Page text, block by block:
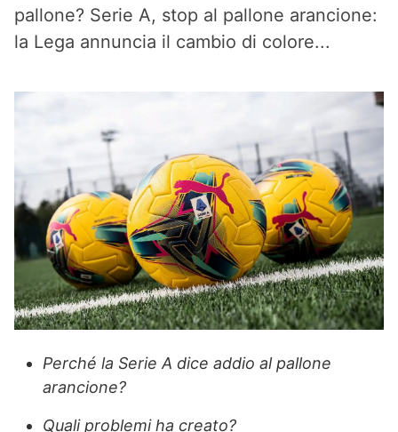
pallone? Serie A, stop al pallone arancione:
la Lega annuncia il cambio di colore...
Perché la Serie A dice addio al pallone
arancione?
Quali problemi ha creato?